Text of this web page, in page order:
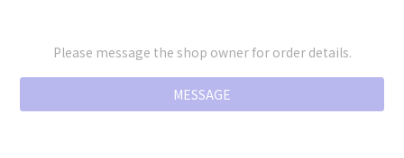
Please message the shop owner for order details.
MESSAGE